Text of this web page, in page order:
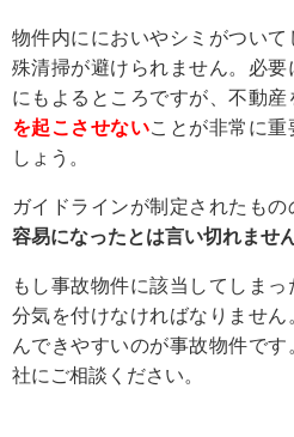
物件内ににおいやシミがつい
殊清掃が避けられません。必
にもよるところですが、不動
を起こさせないことが非常に
しょう。
ガイドラインが制定されたもの
容易になったとは言い切れません
もし事故物件に該当してしま
分気を付けなければなりませ
んできやすいのが事故物件で
社にご相談ください。